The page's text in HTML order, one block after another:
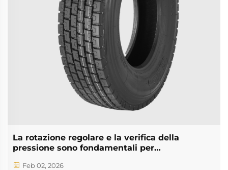
La rotazione regolare e la verifica della
pressione sono fondamentali per
Feb 02, 2026